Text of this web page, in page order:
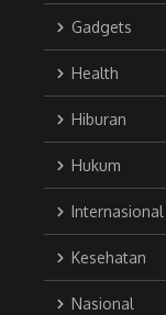
Gadgets
Health
Hiburan
Hukum
Internasional
Kesehatan
Nasional